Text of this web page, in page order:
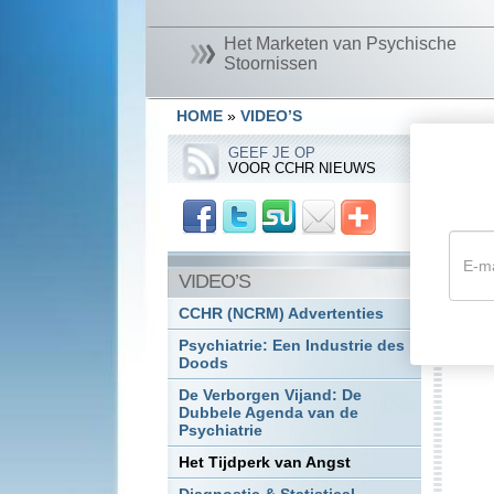
Het Marketen van Psychische
Stoornissen
HOME » VIDEO’S
GEEF JE OP
VOOR CCHR NIEUWS
VIDEO’S
CCHR (NCRM) Advertenties
Psychiatrie: Een Industrie des
Doods
De Verborgen Vijand: De
Dubbele Agenda van de
Psychiatrie
Het Tijdperk van Angst